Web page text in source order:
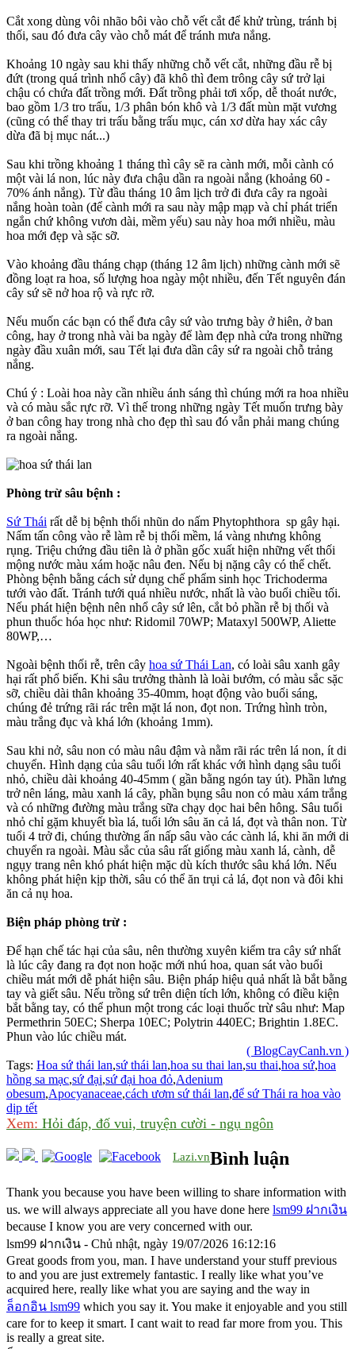
Cắt xong dùng vôi nhão bôi vào chỗ vết cắt để khử trùng, tránh bị
thối, sau đó đưa cây vào chỗ mát để tránh mưa nắng.
Khoảng 10 ngày sau khi thấy những chỗ vết cắt, những đầu rễ bị
đứt (trong quá trình nhổ cây) đã khô thì đem trông cây sứ trở lại
chậu có chứa đất trồng mới. Đất trồng phải tơi xốp, dễ thoát nước,
bao gồm 1/3 tro trấu, 1/3 phân bón khô và 1/3 đất mùn mặt vương
(cũng có thể thay tri trấu bằng trấu mục, cán xơ dừa hay xác cây
dừa đã bị mục nát...)
Sau khi trồng khoảng 1 tháng thì cây sẽ ra cành mới, mỗi cành có
một vài lá non, lúc này đưa chậu dần ra ngoài nắng (khoảng 60 -
70% ánh nắng). Từ đầu tháng 10 âm lịch trở đi đưa cây ra ngoài
nắng hoàn toàn (để cành mới ra sau này mập mạp và chỉ phát triển
ngắn chứ không vươn dài, mềm yếu) sau này hoa mới nhiều, màu
hoa mới đẹp và sặc sỡ.
Vào khoảng đầu tháng chạp (tháng 12 âm lịch) những cành mới sẽ
đồng loạt ra hoa, số lượng hoa ngày một nhiều, đến Tết nguyên đán
cây sứ sẽ nở hoa rộ và rực rỡ.
Nếu muốn các bạn có thể đưa cây sứ vào trưng bày ở hiên, ở ban
công, hay ở trong nhà vài ba ngày để làm đẹp nhà cửa trong những
ngày đầu xuân mới, sau Tết lại đưa dần cây sứ ra ngoài chỗ trảng
nắng.
Chú ý : Loài hoa này cần nhiều ánh sáng thì chúng mới ra hoa nhiều
và có màu sắc rực rỡ. Vì thế trong những ngày Tết muốn trưng bày
ở ban công hay trong nhà cho đẹp thì sau đó vẫn phải mang chúng
ra ngoài nắng.
Phòng trừ sâu bệnh :
Sứ Thái rất dễ bị bệnh thối nhũn do nấm Phytophthora sp gây hại.
Nấm tấn công vào rễ làm rễ bị thối mềm, lá vàng nhưng không
rụng. Triệu chứng đầu tiên là ở phần gốc xuất hiện những vết thối
mộng nước màu xám hoặc nâu đen. Nếu bị nặng cây có thể chết.
Phòng bệnh bằng cách sử dụng chế phẩm sinh học Trichoderma
tưới vào đất. Tránh tưới quá nhiều nước, nhất là vào buổi chiều tối.
Nếu phát hiện bệnh nên nhổ cây sứ lên, cắt bỏ phần rễ bị thối và
phun thuốc hóa học như: Ridomil 70WP; Mataxyl 500WP, Aliette
80WP,…
Ngoài bệnh thối rễ, trên cây hoa sứ Thái Lan, có loài sâu xanh gây
hại rất phổ biến. Khi sâu trưởng thành là loài bướm, có màu sắc sặc
sỡ, chiều dài thân khoảng 35-40mm, hoạt động vào buổi sáng,
chúng đẻ trứng rãi rác trên mặt lá non, đọt non. Trứng hình tròn,
màu trắng đục và khá lớn (khoảng 1mm).
Sau khi nở, sâu non có màu nâu đậm và nằm rãi rác trên lá non, ít di
chuyển. Hình dạng của sâu tuổi lớn rất khác với hình dạng sâu tuổi
nhỏ, chiều dài khoảng 40-45mm ( gần bằng ngón tay út). Phần lưng
trở nên láng, màu xanh lá cây, phần bụng sâu non có màu xám trắng
và có những đường màu trắng sữa chạy dọc hai bên hông. Sâu tuổi
nhỏ chỉ gặm khuyết bìa lá, tuổi lớn sâu ăn cả lá, đọt và thân non. Từ
tuổi 4 trở đi, chúng thường ẩn nấp sâu vào các cành lá, khi ăn mới di
chuyển ra ngoài. Màu sắc của sâu rất giống màu xanh lá, cành, dễ
ngụy trang nên khó phát hiện mặc dù kích thước sâu khá lớn. Nếu
không phát hiện kịp thời, sâu có thể ăn trụi cả lá, đọt non và đôi khi
ăn cả nụ hoa.
Biện pháp phòng trừ :
Để hạn chế tác hại của sâu, nên thường xuyên kiểm tra cây sứ nhất
là lúc cây đang ra đọt non hoặc mới nhú hoa, quan sát vào buổi
chiều mát mới dễ phát hiện sâu. Biện pháp hiệu quả nhất là bắt bằng
tay và giết sâu. Nếu trồng sứ trên diện tích lớn, không có điều kiện
bắt bằng tay, có thể phun một trong các loại thuốc trừ sâu như: Map
Permethrin 50EC; Sherpa 10EC; Polytrin 440EC; Brightin 1.8EC.
Phun vào lúc chiều mát.
( BlogCayCanh.vn )
Tags: Hoa sứ thái lan,sứ thái lan,hoa su thai lan,su thai,hoa sứ,hoa
hồng sa mạc,sứ đại,sứ đại hoa đỏ,Adenium
obesum,Apocyanaceae,cách ươm sứ thái lan,để sứ Thái ra hoa vào
dịp tết
Xem: Hỏi đáp, đố vui, truyện cười - ngụ ngôn
Lazi.vnBình luận
Thank you because you have been willing to share information with
us. we will always appreciate all you have done here lsm99 ฝากเงิน
because I know you are very concerned with our.
lsm99 ฝากเงิน - Chủ nhật, ngày 19/07/2026 16:12:16
Great goods from you, man. I have understand your stuff previous
to and you are just extremely fantastic. I really like what you’ve
acquired here, really like what you are saying and the way in
ล็อกอิน lsm99 which you say it. You make it enjoyable and you still
care for to keep it smart. I cant wait to read far more from you. This
is really a great site.